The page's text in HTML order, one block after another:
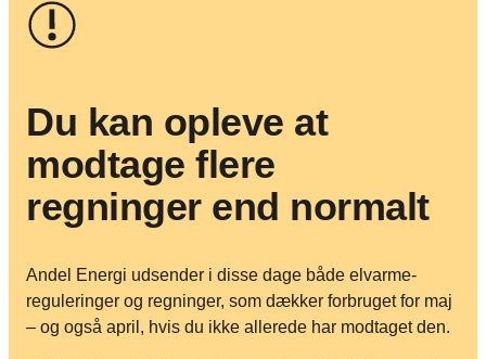
Du kan opleve at
modtage flere
regninger end normalt
Andel Energi udsender i disse dage både elvarme-
reguleringer og regninger, som dækker forbruget for maj
– og også april, hvis du ikke allerede har modtaget den.